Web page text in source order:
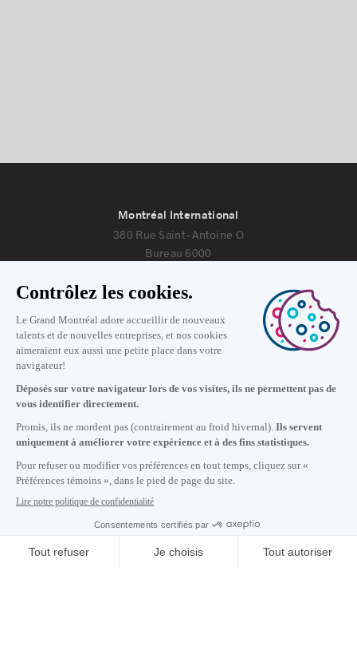
S'abonner à notre infolettre
Carrières
À propos de nous
Montréal International
380 Rue Saint-Antoine O
Bureau 6000
Nous joindre
Lundi au vendredi de 8h30 à 17h.